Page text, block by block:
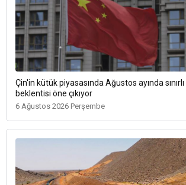
Çin'in kütük piyasasında Ağustos ayında
beklentisi öne çıkıyor
6 Ağustos 2026 Perşembe